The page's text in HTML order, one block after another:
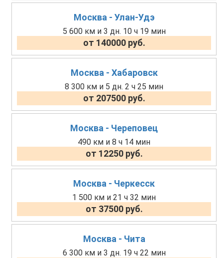
Москва - Улан-Удэ
5 600 км и 3 дн. 10 ч 19 мин
от 140000 руб.
Москва - Хабаровск
8 300 км и 5 дн. 2 ч 25 мин
от 207500 руб.
Москва - Череповец
490 км и 8 ч 14 мин
от 12250 руб.
Москва - Черкесск
1 500 км и 21 ч 32 мин
от 37500 руб.
Москва - Чита
6 300 км и 3 дн. 19 ч 22 мин